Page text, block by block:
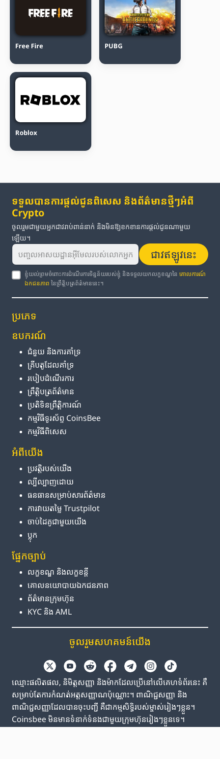
Free Fire PUBG
Roblox
ទទួលបានការផ្តល់ជូនពិសេស និងព័ត៌មានថ្មីៗអំពី
Crypto
ចូលរួមជាមួយអ្នកជាវរាប់ពាន់នាក់ និងមិនឱ្យខកខានការផ្តល់ជូនណាមួយ
ឡើយ។
ជាវឥឡូវនេះ
ខ្ញុំយល់ព្រមចំពោះការដំណើរការទិន្នន័យរបស់ខ្ញុំ និងទទួលយកលក្ខខណ្ឌនៃគោលការណ៍
ឯកជនភាព នៃព្រឹត្តិបត្រព័ត៌មាននេះ។
ប្រភេទ
ឧបករណ៍
ជំនួយ និង​ការ​គាំទ្រ
គ្រីបតូ​ដែល​គាំទ្រ
របៀប​ដំណើរការ
ព្រឹត្តិបត្រ​ព័ត៌មាន
ប្រតិទិន​ព្រឹត្តិការណ៍
កម្មវិធី​ទូរស័ព្ទ CoinsBee
កម្មវិធីពិសេស
អំពី​យើង
ប្រវត្តិ​របស់​យើង
ល្បីល្បាញ​ដោយ
ធនធាន​សម្រាប់​សារព័ត៌មាន
ការ​វាយតម្លៃ Trustpilot
ចាប់ដៃគូ​ជាមួយ​យើង
ប្លុក
ផ្នែក​ច្បាប់
លក្ខខណ្ឌ និង​លក្ខខន្តី
គោលនយោបាយ​ឯកជនភាព
ព័ត៌មាន​ក្រុមហ៊ុន
KYC និង AML
ចូលរួម​សហគមន៍​យើង
ឈ្មោះផលិតផល, និមិត្តសញ្ញា និងម៉ាកដែលប្រើនៅលើគេហទំព័រនេះ គឺ
សម្រាប់តែការកំណត់អត្តសញ្ញាណប៉ុណ្ណោះ។ ពាណិជ្ជសញ្ញា និង
ពាណិជ្ជសញ្ញាដែលបានចុះបញ្ជី គឺជាកម្មសិទ្ធិរបស់ម្ចាស់រៀងៗខ្លួន។
Coinsbee មិនមានទំនាក់ទំនងជាមួយក្រុមហ៊ុនរៀងៗខ្លួនទេ។